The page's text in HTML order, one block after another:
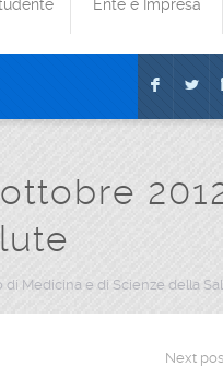
Ente e Impresa
F L
Medicina e di Scienze della
Next